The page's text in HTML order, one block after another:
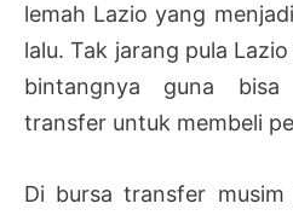
lemah Lazio yang
lalu. Tak jarang pula
bintangnya guna bisa
transfer untuk membeli
Di bursa transfer